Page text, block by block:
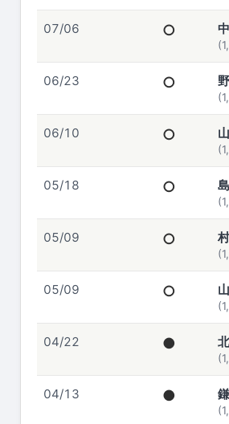
07/06 ○
06/23 ○
06/10 ○
05/18 ○
05/09 ○
05/09 ○
04/22 ●
04/13 ●